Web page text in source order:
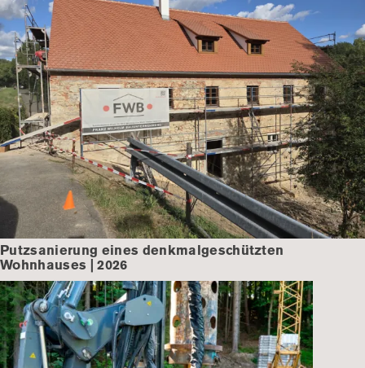
Putzsanierung eines denkmalgeschützten
Wohnhauses | 2026